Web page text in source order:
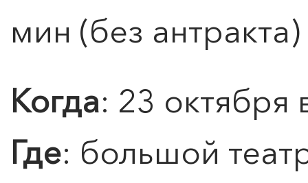
мин (без антракта)
Когда: 23 октября
Где: большой
КАНИКУЛЫ ВМЕРИДИАНЕ.
ДВЕ НЕДЕЛИ МОДЫ
Подробнее